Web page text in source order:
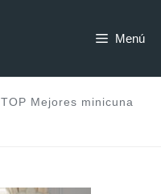
Menú
TOP Mejores minicuna